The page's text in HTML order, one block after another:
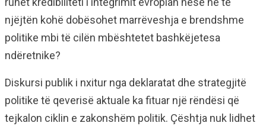
njëjtën kohë dobësohet marrëveshja e brendshme
politike mbi të cilën mbështetet bashkëjetesa
ndëretnike?
Diskursi publik i nxitur nga deklaratat dhe strategjitë
politike të qeverisë aktuale ka fituar një rëndësi që
tejkalon ciklin e zakonshëm politik. Çështja nuk lidhet